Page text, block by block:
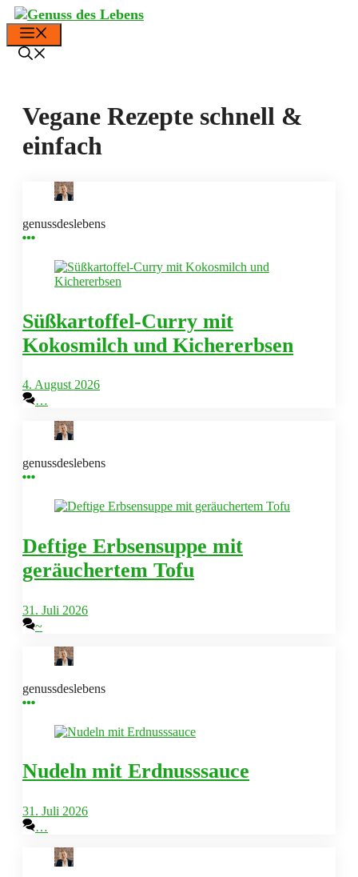
Zum
Inhalt
springen
Vegane Rezepte schnell &
einfach
genussdeslebens
Süßkartoffel-Curry mit
Kokosmilch und Kichererbsen
4. August 2026
…
genussdeslebens
Deftige Erbsensuppe mit
geräuchertem Tofu
31. Juli 2026
~
genussdeslebens
Nudeln mit Erdnusssauce
31. Juli 2026
…